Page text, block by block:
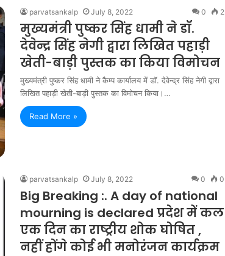
parvatsankalp July 8, 2022 0 2
मुख्यमंत्री पुष्कर सिंह धामी ने डॉ.
देवेन्द्र सिंह नेगी द्वारा लिखित पहाड़ी
खेती-बाड़ी पुस्तक का किया विमोचन
मुख्यमंत्री पुष्कर सिंह धामी ने कैम्प कार्यालय में डॉ. देवेन्द्र सिंह नेगी द्वारा
लिखित पहाड़ी खेती-बाड़ी पुस्तक का विमोचन किया।…
Read More »
parvatsankalp July 8, 2022 0 0
Big Breaking :. A day of national
mourning is declared प्रदेश में कल
एक दिन का राष्ट्रीय शोक घोषित ,
नहीं होंगे कोई भी मनोरंजन कार्यक्रम